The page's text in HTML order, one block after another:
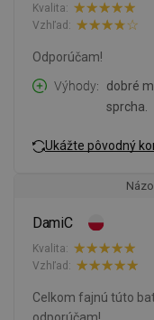
Kvalita:
Vzhľad:
Odporúčam!
Výhody
dobré
sprcha.
Ukážte pôvodný
DamiC
Kvalita:
Vzhľad:
Celkom fajnú túto